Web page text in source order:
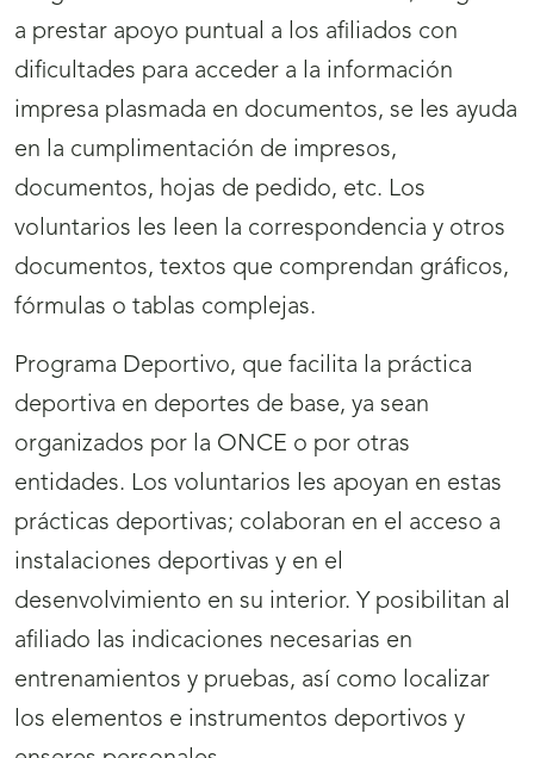
a prestar apoyo puntual a los afiliados con
dificultades para acceder a la información
impresa plasmada en documentos, se les ayuda
en la cumplimentación de impresos,
documentos, hojas de pedido, etc. Los
voluntarios les leen la correspondencia y otros
documentos, textos que comprendan gráficos,
fórmulas o tablas complejas.
Programa Deportivo, que facilita la práctica
deportiva en deportes de base, ya sean
organizados por la ONCE o por otras
entidades. Los voluntarios les apoyan en estas
prácticas deportivas; colaboran en el acceso a
instalaciones deportivas y en el
desenvolvimiento en su interior. Y posibilitan al
afiliado las indicaciones necesarias en
entrenamientos y pruebas, así como localizar
los elementos e instrumentos deportivos y